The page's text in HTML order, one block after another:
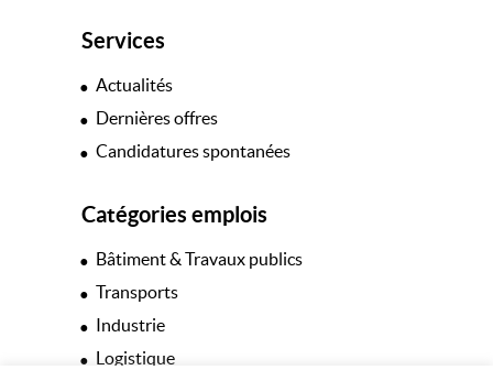
Services
Actualités
Dernières offres
Candidatures spontanées
Catégories emplois
Bâtiment & Travaux publics
Transports
Industrie
Logistique